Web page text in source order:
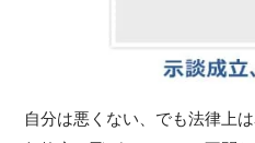
自分は悪くない、でも法律上